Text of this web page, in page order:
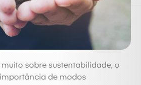
sobre sustentabilidade, o
de modos